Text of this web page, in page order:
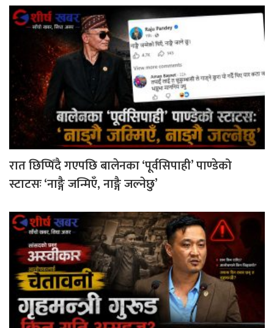
रात छिप्पिँदै गएपछि बालेनका ‘पूर्वसिपाही’ पाण्डेको
स्टाटसः ‘नाङ्गै जन्मिएँ, नाङ्गै जल्नेछु’